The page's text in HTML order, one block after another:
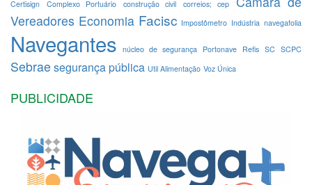
Certisign Complexo Portuário construção civil correios; cep
Vereadores Economia Facisc Impostômetro Indústria navegafolia
Navegantes núcleo de segurança Portonave Refis SC SCPC
Sebrae segurança pública Util Alimentação Voz Única
PUBLICIDADE